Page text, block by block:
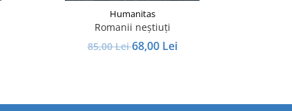
Humanitas
Romanii neştiuţi
85,00 Lei68,00 Lei